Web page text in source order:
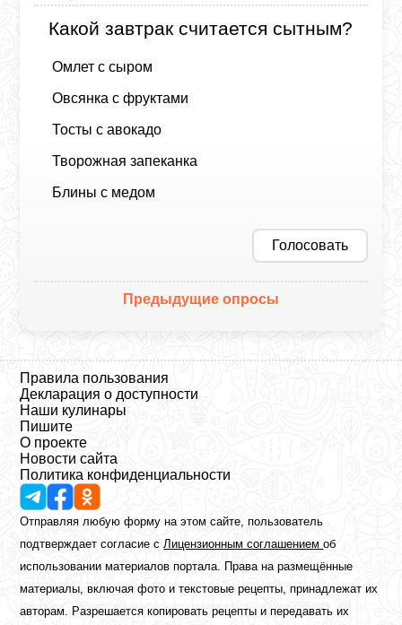
Какой завтрак считается сытным?
Омлет с сыром
Овсянка с фруктами
Тосты с авокадо
Творожная запеканка
Блины с медом
Голосовать
Предыдущие опросы
Правила пользования
Декларация о доступности
Наши кулинары
Пишите
О проекте
Новости сайта
Политика конфиденциальности
Отправляя любую форму на этом сайте, пользователь
подтверждает согласие с Лицензионным соглашениемоб
использовании материалов портала. Права на размещённые
материалы, включая фото и текстовые рецепты, принадлежат их
авторам. Разрешается копировать рецепты и передавать их